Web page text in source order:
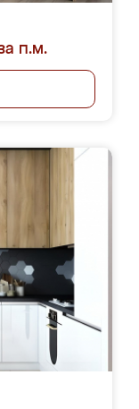
п.м.